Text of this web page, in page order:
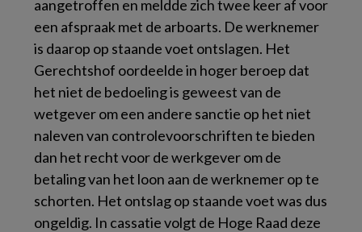
aangetroffen en meldde zich twee keer af voor
een afspraak met de arboarts. De werknemer
is daarop op staande voet ontslagen. Het
Gerechtshof oordeelde in hoger beroep dat
het niet de bedoeling is geweest van de
wetgever om een andere sanctie op het niet
naleven van controlevoorschriften te bieden
dan het recht voor de werkgever om de
betaling van het loon aan de werknemer op te
schorten. Het ontslag op staande voet was dus
ongeldig. In cassatie volgt de Hoge Raad deze